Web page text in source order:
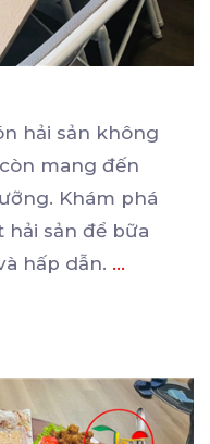
hải sản không
mang đến
Khám phá
hải sản để bữa
hấp dẫn. ...